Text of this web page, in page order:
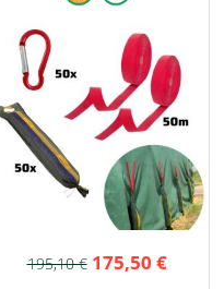
195,10 € 175,50 €